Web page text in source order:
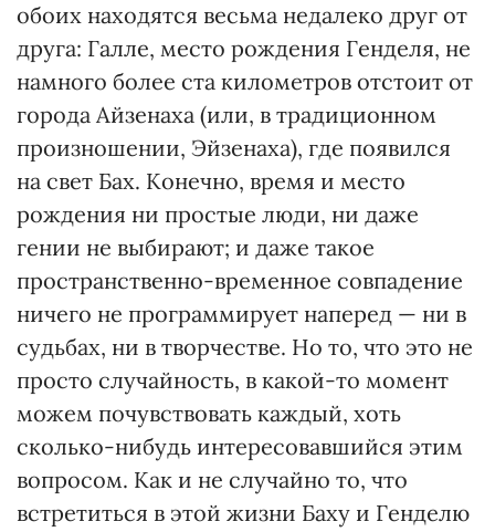
обоих находятся весьма недалеко друг от
друга: Галле, место рождения Генделя, не
намного более ста километров отстоит от
города Айзенаха (или, в традиционном
произношении, Эйзенаха), где появился
на свет Бах. Конечно, время и место
рождения ни простые люди, ни даже
гении не выбирают; и даже такое
пространственно-временное совпадение
ничего не программирует наперед — ни в
судьбах, ни в творчестве. Но то, что это не
просто случайность, в какой-то момент
можем почувствовать каждый, хоть
сколько-нибудь интересовавшийся этим
вопросом. Как и не случайно то, что
встретиться в этой жизни Баху и Генделю